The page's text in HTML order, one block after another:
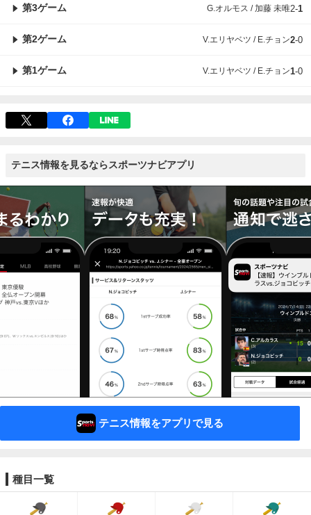
第3ゲーム G.オルモス / 加藤 未唯2-1
第2ゲーム V.エリヤベツ / E.チョン2-0
第1ゲーム V.エリヤベツ / E.チョン1-0
テニス情報を見るならスポーツナビアプリ
テニス情報をアプリで見る
種目一覧